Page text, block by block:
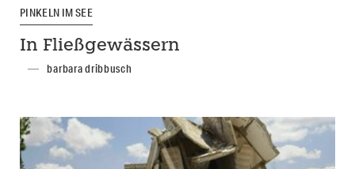
PINKELN IM SEE
In Fließgewässern
barbara dribbusch